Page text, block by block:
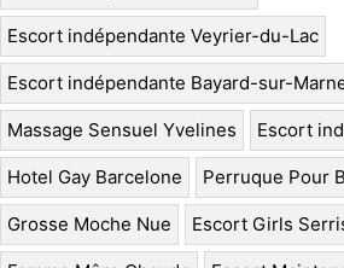
Escort indépendante Veyrier-du-Lac
Escort indépendante Bayard-sur-
Massage Sensuel Yvelines Escort
Hotel Gay Barcelone Perruque Pour
Grosse Moche Nue Escort Girls